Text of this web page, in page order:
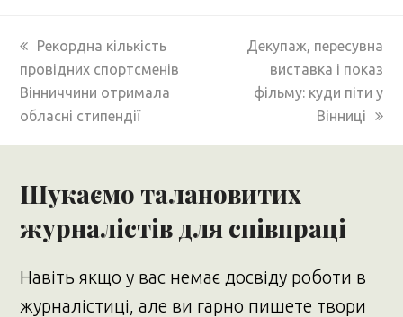
previous
post:
Рекордна кількість
провідних спортсменів
Вінниччини отримала
обласні стипендії
next
post:
Декупаж, пересувна
виставка і показ
фільму: куди піти у
Вінниці
Шукаємо талановитих
журналістів для співпраці
Навіть якщо у вас немає досвіду роботи в
журналістиці, але ви гарно пишете твори